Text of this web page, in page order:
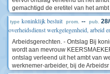
gemachtigd de eretitel van het
type koninklijk besluit prom. -- pub.
overheidsdienst werkgelegenheid, arbeid
Arbeidsgerechten. - Ontslag Bij
wordt aan mevrouw
ontslag verleend uit het ambt van
werknemer-arbeider, bij de Arbeidsr